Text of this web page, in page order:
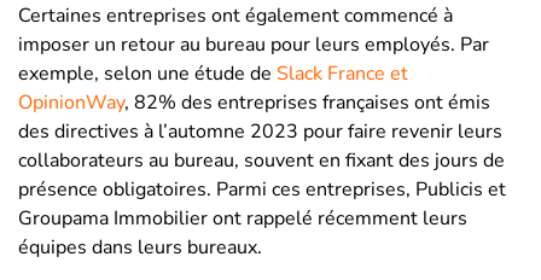
Certaines entreprises ont également commencé à
imposer un retour au bureau pour leurs employés. Par
exemple, selon une étude de Slack France et
OpinionWay, 82% des entreprises françaises ont émis
des directives à l’automne 2023 pour faire revenir leurs
collaborateurs au bureau, souvent en fixant des jours de
présence obligatoires. Parmi ces entreprises, Publicis et
Groupama Immobilier ont rappelé récemment leurs
équipes dans leurs bureaux​.